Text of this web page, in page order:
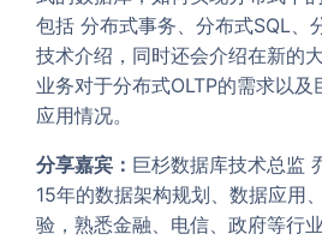
包括 分布式事务、分布式SQL、
技术介绍，同时还会介绍在新的
业务对于分布式OLTP的需求以
应用情况。
分享嘉宾： 巨杉数据库技术总监
15年的数据架构规划、数据应用
验，熟悉金融、电信、政府等行